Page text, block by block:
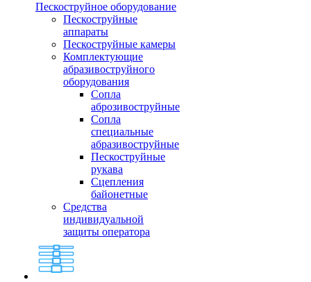
Пескоструйное оборудование
Пескоструйные
аппараты
Пескоструйные камеры
Комплектующие
абразивоструйного
оборудования
Сопла
аброзивоструйные
Сопла
специальные
абразивоструйные
Пескоструйные
рукава
Сцепления
байонетные
Средства
индивидуальной
защиты оператора